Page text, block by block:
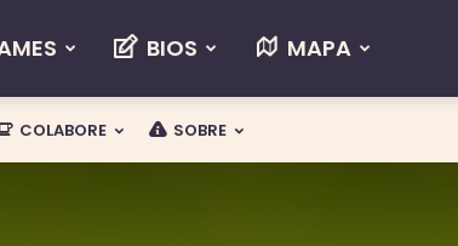
BIOS MAPA
COLABORE SOBRE